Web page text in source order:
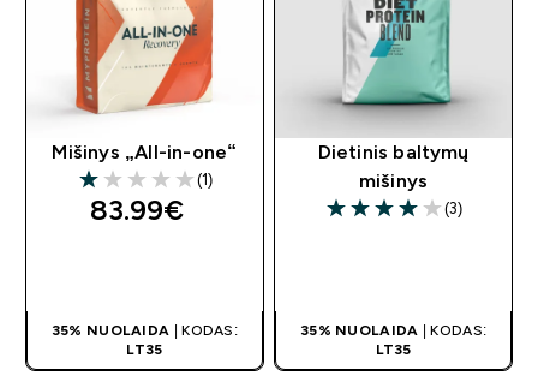
Mišinys „All-in-one“
1 out of 5 stars
(1)
83.99€‎
35% NUOLAIDA | KODAS:
LT35
Dietinis baltymų
mišinys
4 out of 5 stars
(3)
35% NUOLAIDA | KODAS:
LT35